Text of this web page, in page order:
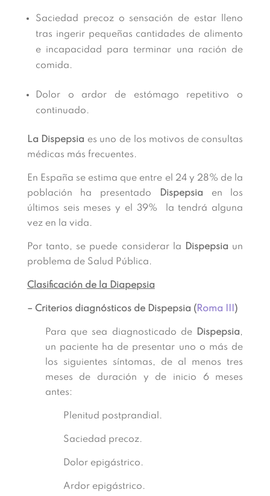
Saciedad precoz o sensación de estar lleno
tras ingerir pequeñas cantidades de alimento
e incapacidad para terminar una ración de
comida.
Dolor o ardor de estómago repetitivo o
continuado.
La Dispepsia es uno de los motivos de consultas
médicas más frecuentes.
En España se estima que entre el 24 y 28% de la
población ha presentado Dispepsia en los
últimos seis meses y el 39% la tendrá alguna
vez en la vida.
Por tanto, se puede considerar la Dispepsia un
problema de Salud Pública.
Clasificación de la Diapepsia
– Criterios diagnósticos de Dispepsia ( Roma III )
Para que sea diagnosticado deDispepsia,
un paciente ha de presentar uno o más de
los siguientes síntomas, de al menos tres
meses de duración y de inicio 6 meses
antes:
Plenitud postprandial.
Saciedad precoz.
Dolor epigástrico.
Ardor epigástrico.